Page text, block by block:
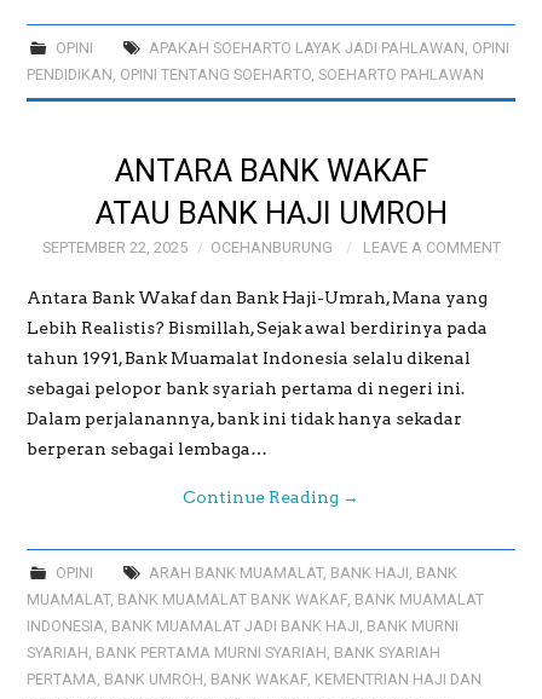
OPINI APAKAH SOEHARTO LAYAK JADI PAHLAWAN, OPINI
PENDIDIKAN, OPINI TENTANG SOEHARTO,SOEHARTO PAHLAWAN
ANTARA BANK WAKAF
ATAU BANK HAJI UMROH
SEPTEMBER 22, 2025 OCEHANBURUNG LEAVE A COMMENT
Antara Bank Wakaf dan Bank Haji-Umrah, Mana yang
Lebih Realistis? Bismillah, Sejak awal berdirinya pada
tahun 1991, Bank Muamalat Indonesia selalu dikenal
sebagai pelopor bank syariah pertama di negeri ini.
Dalam perjalanannya, bank ini tidak hanya sekadar
berperan sebagai lembaga…
Continue Reading →
OPINI ARAH BANK MUAMALAT, BANK HAJI BANK
MUAMALAT, BANK MUAMALAT BANK WAKAF, BANK MUAMALAT
INDONESIA BANK MUAMALAT JADI BANK HAJI BANK MURNI
SYARIAH BANK PERTAMA MURNI SYARIAH BANK SYARIAH
PERTAMA BANK UMROH BANK WAKAF, KEMENTRIAN HAJI DAN